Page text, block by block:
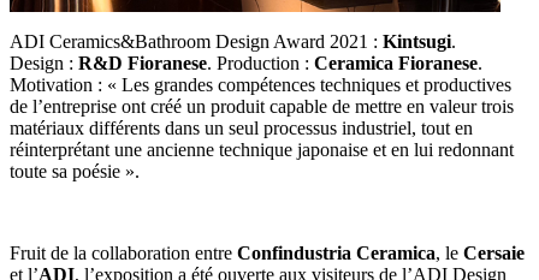
ADI Ceramics&Bathroom Design Award 2021 : Kintsugi.
Design : R&D Fioranese. Production : Ceramica Fioranese.
Motivation : « Les grandes compétences techniques et productives
de l’entreprise ont créé un produit capable de mettre en valeur trois
matériaux différents dans un seul processus industriel, tout en
réinterprétant une ancienne technique japonaise et en lui redonnant
toute sa poésie ».
Fruit de la collaboration entre Confindustria Ceramica, le Cersaie
et l’ADI, l’exposition a été ouverte aux visiteurs de l’ADI Design